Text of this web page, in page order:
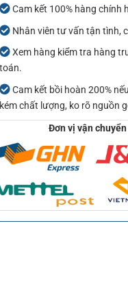
Cam kết 100% hàng chính
Nhân viên tư vấn tận tình,
Xem hàng kiểm tra hàng
toán.
Cam kết bồi hoàn 200%
kém chất lượng, ko rõ nguồn
Đơn vị vận chuyển